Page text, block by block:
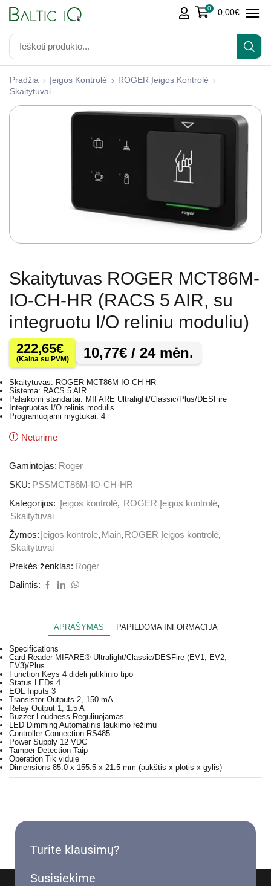
0 0,00€
Pradžia Įeigos Kontrolė
ROGER Įeigos Kontrolė
Skaitytuvai
Skaitytuvas ROGER MCT86M-
IO-CH-HR (RACS 5 AIR, su
integruotu I/O reliniu moduliu)
222,65€
(Kaina su PVM) 10,77€ / 24 mėn.
Skaitytuvas: ROGER MCT86M-IO-CH-HR
Sistema: RACS 5 AIR
Palaikomi standartai: MIFARE Ultralight/Classic/Plus/DESFire
Integruotas I/O relinis modulis
Programuojami mygtukai: 4
Neturime
Gamintojas: Roger
SKU: PSSMCT86M-IO-CH-HR
Kategorijos:
Įeigos kontrolė, ROGER Įeigos kontrolė,
Skaitytuvai
Žymos: Įeigos kontrolė, Main, ROGER Įeigos kontrolė,
Skaitytuvai
Prekės ženklas: Roger
Dalintis:
APRAŠYMAS PAPILDOMA INFORMACIJA
Specifications
Card Reader MIFARE® Ultralight/Classic/DESFire (EV1, EV2,
EV3)/Plus
Function Keys 4 dideli jutiklinio tipo
Status LEDs 4
EOL Inputs 3
Transistor Outputs 2, 150 mA
Relay Output 1, 1.5 A
Buzzer Loudness Reguliuojamas
LED Dimming Automatinis laukimo režimu
Controller Connection RS485
Power Supply 12 VDC
Tamper Detection Taip
Operation Tik viduje
Dimensions 85.0 x 155.5 x 21.5 mm (aukštis x plotis x gylis)
Turite klausimų?
Susisiekime